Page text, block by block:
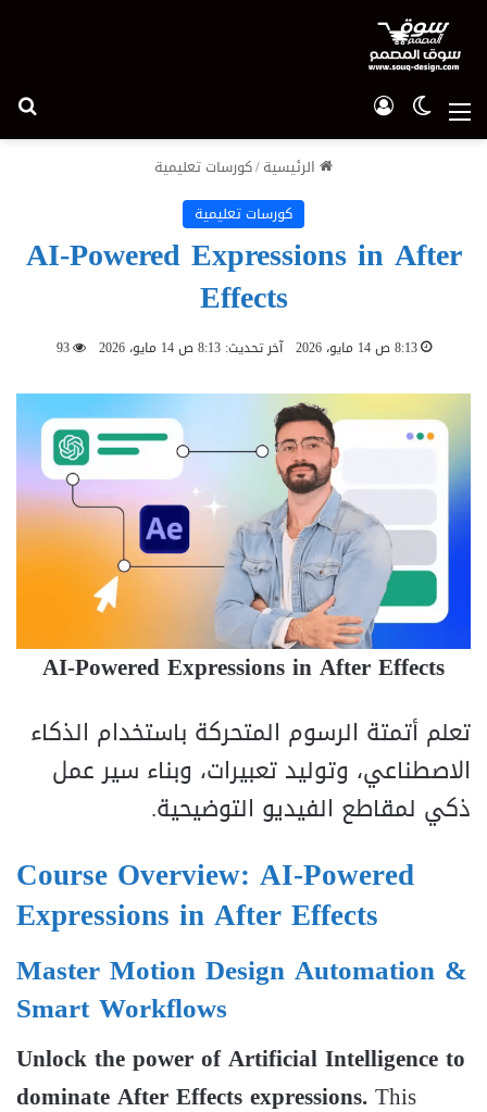
القائمة الوضع المظلم
الرئيسية/كورسات تعليمية
كورسات تعليمية
AI-Powered Expressions in After
Effects
8:13 ص 14 مايو، 2026 آخر تحديث: 8:13 ص 14 مايو، 2026 93
AI-Powered Expressions in After Effects
تعلم أتمتة الرسوم المتحركة باستخدام الذكاء
الاصطناعي، وتوليد تعبيرات، وبناء سير عمل
ذكي لمقاطع الفيديو التوضيحية.
Course Overview: AI-Powered
Expressions in After Effects
Master Motion Design Automation &
Smart Workflows
Unlock the power of Artificial Intelligence to
dominate After Effects expressions.This